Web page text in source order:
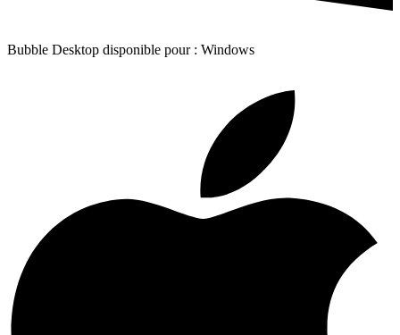
Bubble Desktop disponible pour : Windows